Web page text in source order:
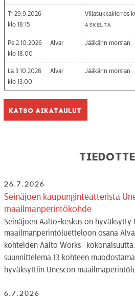
Ti 29.9.2026
18:15
Villasukkakierros
askelta
Pe 2.10.2026
18:00
Alvar Jääkärin morsian
La 3.10.2026
13:00
Alvar Jääkärin morsian
Katso aikataulut
26.7.2026
Seinäjoen kaupunginteatterista
maailmanperintökohde
Seinäjoen Aalto-keskus on hyväksytty
maailmanperintöluetteloon osana
kohteiden Aalto Works -
suunnittelema 13 kohteen
hyväksyttiin Unescon
6.7.2026